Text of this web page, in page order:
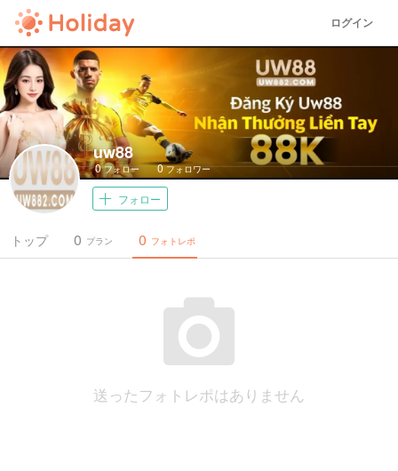
ログイン
uw88
0フォロー 0フォロワー
フォロー
トップ プラン
0 フォトレポ
0
送ったフォトレポはありません